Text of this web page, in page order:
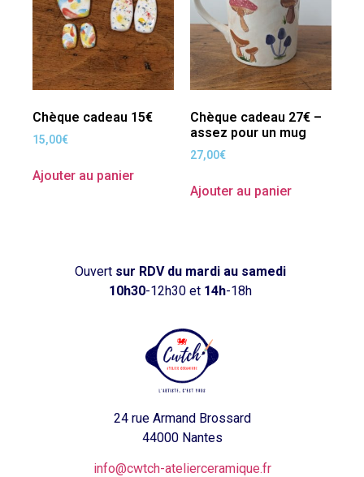
Chèque cadeau 15€
15,00€
Ajouter au panier
Chèque cadeau 27€ –
assez pour un mug
27,00€
Ajouter au panier
Ouvert sur RDV du mardi au samedi
10h30-12h30 et 14h-18h
24 rue Armand Brossard
44000 Nantes
info@cwtch-atelierceramique.fr